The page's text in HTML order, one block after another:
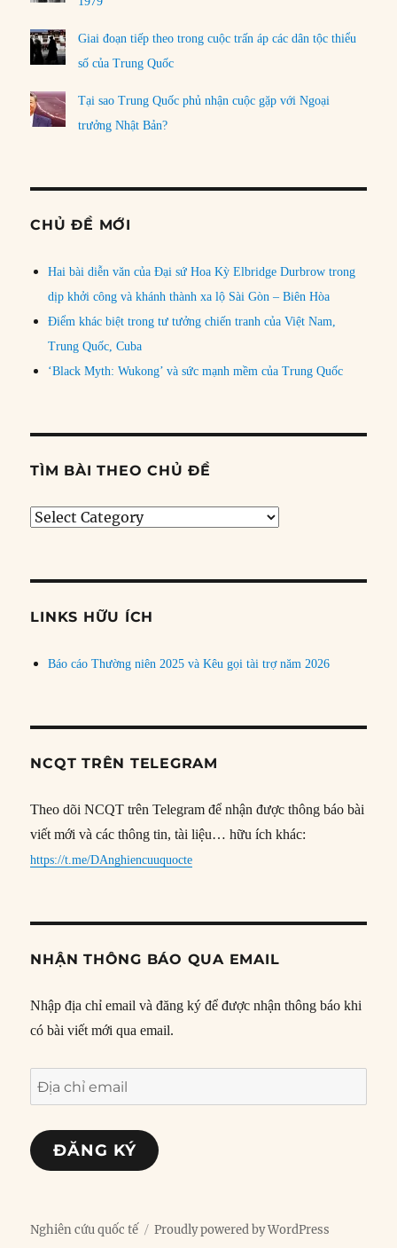
Giai đoạn tiếp theo trong cuộc trấn áp các dân tộc thiểu
số của Trung Quốc
Tại sao Trung Quốc phủ nhận cuộc gặp với Ngoại
trưởng Nhật Bản?
CHỦ ĐỀ MỚI
Hai bài diễn văn của Đại sứ Hoa Kỳ Elbridge Durbrow trong
dịp khởi công và khánh thành xa lộ Sài Gòn – Biên Hòa
Điểm khác biệt trong tư tưởng chiến tranh của Việt Nam,
Trung Quốc, Cuba
‘Black Myth: Wukong’ và sức mạnh mềm của Trung Quốc
TÌM BÀI THEO CHỦ ĐỀ
Tìm
đề
LINKS HỮU ÍCH
Báo cáo Thường niên 2025 và Kêu gọi tài trợ năm 2026
NCQT TRÊN TELEGRAM
Theo dõi NCQT trên Telegram để nhận được thông báo bài
viết mới và các thông tin, tài liệu… hữu ích khác:
https://t.me/DAnghiencuuquocte
NHẬN THÔNG BÁO QUA EMAIL
Nhập địa chỉ email và đăng ký để được nhận thông báo khi
có bài viết mới qua email.
Địa
chỉ
email
ĐĂNG KÝ
Nghiên cứu quốc tế Proudly powered by WordPress